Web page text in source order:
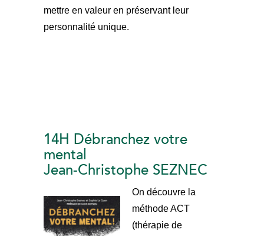
mettre en valeur en préservant leur
personnalité unique.
14H Débranchez votre
mental
Jean-Christophe SEZNEC
On découvre la
méthode ACT
(thérapie de